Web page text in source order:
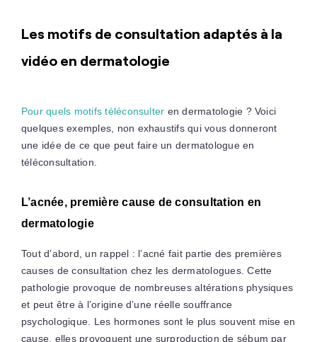
Les motifs de consultation adaptés à la
vidéo en dermatologie
Pour quels motifs téléconsulter en dermatologie ? Voici
quelques exemples, non exhaustifs qui vous donneront
une idée de ce que peut faire un dermatologue en
téléconsultation.
L’acnée, première cause de consultation en
dermatologie
Tout d’abord, un rappel : l’acné fait partie des premières
causes de consultation chez les dermatologues. Cette
pathologie provoque de nombreuses altérations physiques
et peut être à l’origine d’une réelle souffrance
psychologique. Les hormones sont le plus souvent mise en
cause, elles provoquent une surproduction de sébum par